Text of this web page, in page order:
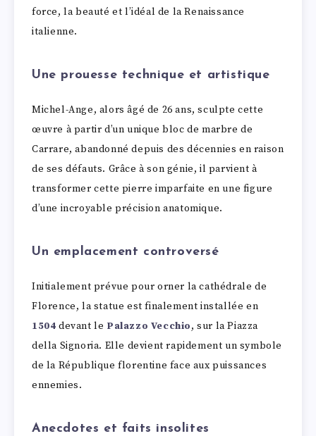
force, la beauté et l’idéal de la Renaissance
italienne.
Une prouesse technique et artistique
Michel-Ange, alors âgé de 26 ans, sculpte cette
œuvre à partir d’un unique bloc de marbre de
Carrare, abandonné depuis des décennies en raison
de ses défauts. Grâce à son génie, il parvient à
transformer cette pierre imparfaite en une figure
d’une incroyable précision anatomique.
Un emplacement controversé
Initialement prévue pour orner la cathédrale de
Florence, la statue est finalement installée en
1504 devant le Palazzo Vecchio, sur la Piazza
della Signoria. Elle devient rapidement un symbole
de la République florentine face aux puissances
ennemies.
Anecdotes et faits insolites